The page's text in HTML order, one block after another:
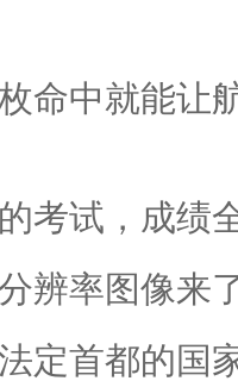
命中就能让
考试，成绩
辨率图像来
定首都的国